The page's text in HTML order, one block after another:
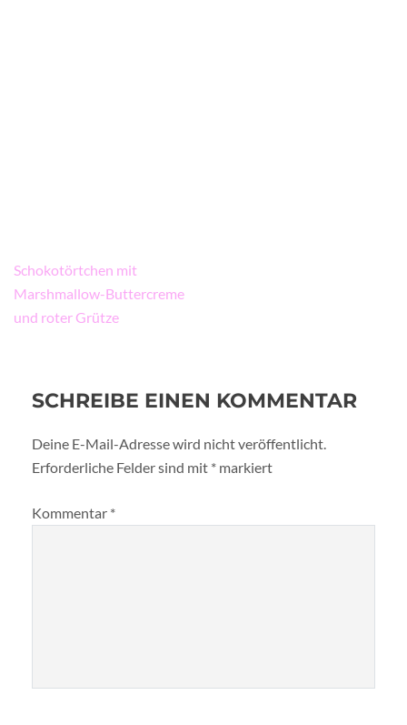
Beitragsnavigation
Schokotörtchen mit
Marshmallow-Buttercreme
und roter Grütze
SCHREIBE EINEN KOMMENTAR
Deine E-Mail-Adresse wird nicht veröffentlicht.
Erforderliche Felder sind mit * markiert
Kommentar *